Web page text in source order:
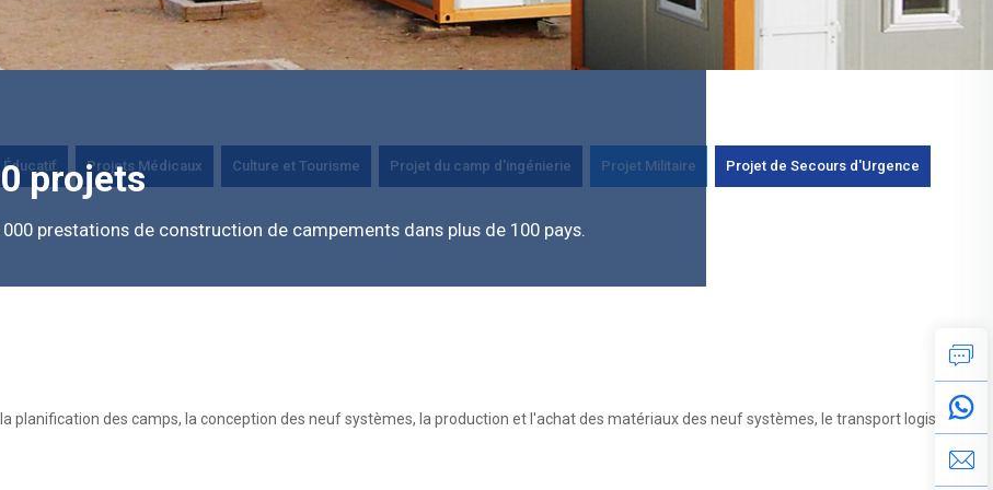
projets
prestations de construction de campements dans plus de 100 pays.
Projets Médicaux Culture et Tourisme Projet du camp d'ingénierie Projet Militaire Projet de Secours d'Urgence
planification des camps, la conception des neuf systèmes, la production et l'achat des matériaux des neuf systèmes, le transport logistique,